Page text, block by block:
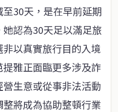
30天，是在早前延期
認為30天足以滿足旅
以真實旅行目的入境
雅正面臨更多涉及詐
生意或從事非法活動
將成為協助整頓行業